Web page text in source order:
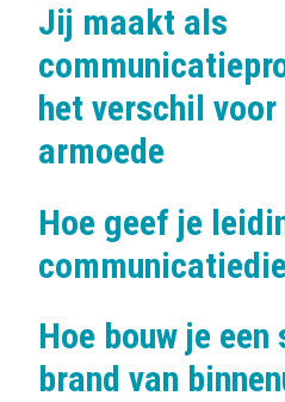
Jij maakt als
het verschil voor
armoede
Hoe geef je
Hoe bouw je
brand van